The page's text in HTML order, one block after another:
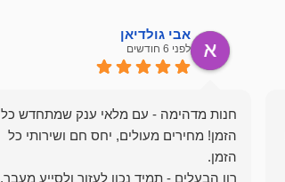
אבי גולדיאן
לפני 6 חודשים
חנות מדהימה - עם מלאי ענק שמתחדש כל
הזמן! מחירים מעולים, יחס חם ושירותי כל
רון הבעלים - תמיד נכון לעזור ולסייע מעבר,